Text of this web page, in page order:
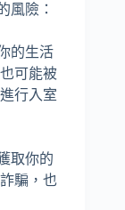
風險：
的生活
可能被
行入室
取你的
騙，也